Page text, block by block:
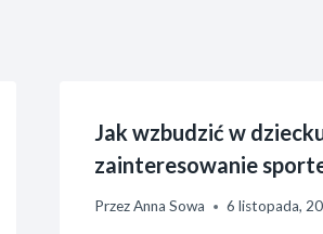
Jak wzbudzić w
zainteresowanie
Przez Anna Sowa 6 listopada,